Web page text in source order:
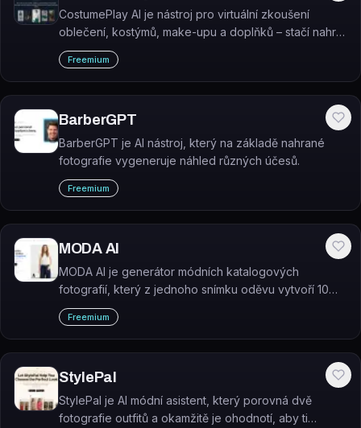
CostumePlay AI je nástroj pro virtuální zkoušení
oblečení, kostýmů, make-upu a doplňků – stačí nahrát
fotku a AI ukáže, jak oblečení vypadá přímo na vás.
Freemium
BarberGPT
BarberGPT je AI nástroj, který na základě nahrané
fotografie vygeneruje náhled různých účesů.
Freemium
MODA AI
MODA AI je generátor módních katalogových
fotografií, který z jednoho snímku oděvu vytvoří 10
studiových záběrů na AI modelu z různých úhlů.
Freemium
StylePal
StylePal je AI módní asistent, který porovná dvě
fotografie outfitů a okamžitě je ohodnotí, aby ti